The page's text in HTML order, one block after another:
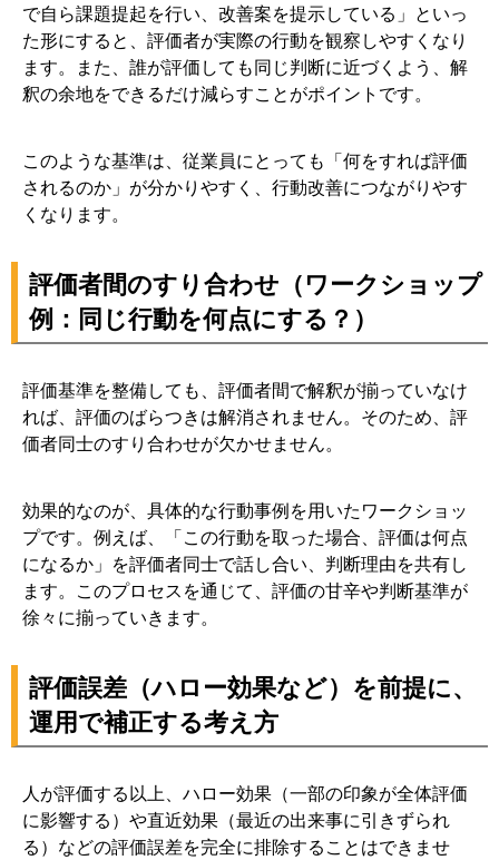
で自ら課題提起を行い、改善案を提示している」といっ
た形にすると、評価者が実際の行動を観察しやすくなり
ます。また、誰が評価しても同じ判断に近づくよう、解
釈の余地をできるだけ減らすことがポイントです。
このような基準は、従業員にとっても「何をすれば評価
されるのか」が分かりやすく、行動改善につながりやす
くなります。
評価者間のすり合わせ（ワークショップ
例：同じ行動を何点にする？）
評価基準を整備しても、評価者間で解釈が揃っていなけ
れば、評価のばらつきは解消されません。そのため、評
価者同士のすり合わせが欠かせません。
効果的なのが、具体的な行動事例を用いたワークショッ
プです。例えば、「この行動を取った場合、評価は何点
になるか」を評価者同士で話し合い、判断理由を共有し
ます。このプロセスを通じて、評価の甘辛や判断基準が
徐々に揃っていきます。
評価誤差（ハロー効果など）を前提に、
運用で補正する考え方
人が評価する以上、ハロー効果（一部の印象が全体評価
に影響する）や直近効果（最近の出来事に引きずられ
る）などの評価誤差を完全に排除することはできませ